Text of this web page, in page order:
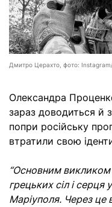
Дмитро Церахто, фото:
Олександра
зараз доводиться й
попри російську
втратили свою
“Основним викликом
грецьких сіл і серця
Маріуполя. Через це